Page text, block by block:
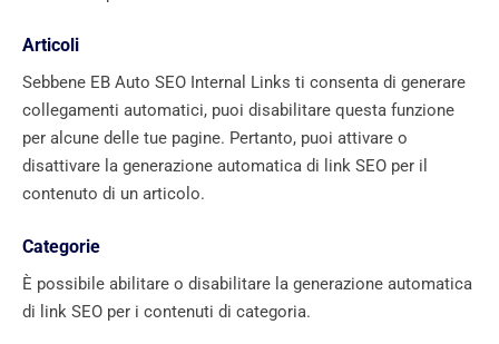
Articoli
Sebbene EB Auto SEO Internal Links ti consenta di generare
collegamenti automatici, puoi disabilitare questa funzione
per alcune delle tue pagine. Pertanto, puoi attivare o
disattivare la generazione automatica di link SEO per il
contenuto di un articolo.
Categorie
È possibile abilitare o disabilitare la generazione automatica
di link SEO per i contenuti di categoria.